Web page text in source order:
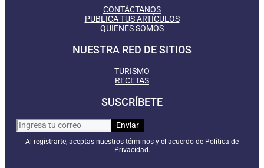
CONTÁCTANOS
PUBLICA TUS ARTÍCULOS
QUIENES SOMOS
NUESTRA RED DE SITIOS
TURISMO
RECETAS
SUSCRÍBETE
Al registrarte, aceptas nuestros términos y el acuerdo de Política de
Privacidad.